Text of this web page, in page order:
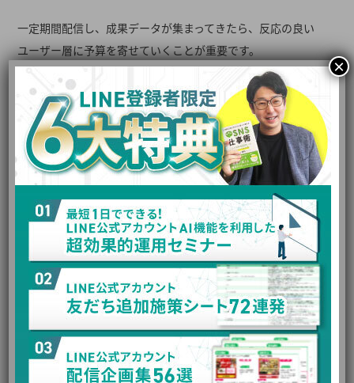
一定期間配信し、成果データが集まってきたら、反応の良い
ユーザー層に予算を寄せていくことが重要です。
たとえば、以下のような傾向が見えてくることがあります。
・特定の年齢層でCVRが高い
・特定地域でCPAが低い
・特定の興味関心でクリック率が高い
・サイト訪問者への再配信で成果が出やすい
・類似オーディエンスの方が新規獲得効率が良い
このような傾向が見えてきたら、成果の良い配信対象に予算
を配分し、反応の悪い層は除外または配信抑制を検討しま
広告運用では、最初から正解のターゲティングを作るのでは
×